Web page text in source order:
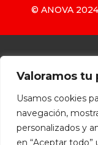
Valoramos tu
Usamos cookies
navegación,
personalizados y
en “Aceptar
© ANOVA